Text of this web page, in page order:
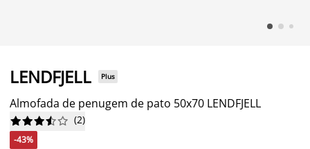
LENDFJELL Plus
Almofada de penugem de pato 50x70 LENDFJELL





 (2)
-43%